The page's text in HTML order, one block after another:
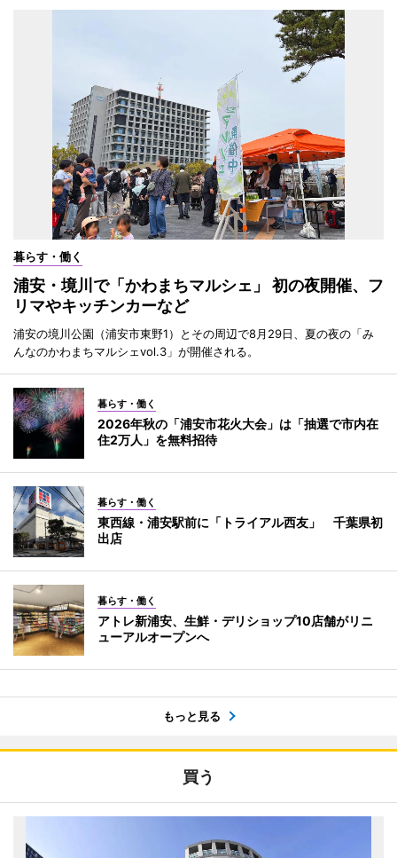
暮らす・働く
浦安・境川で「かわまちマルシェ」 初の夜開催、フ
リマやキッチンカーなど
浦安の境川公園（浦安市東野1）とその周辺で8月29日、夏の夜の「み
んなのかわまちマルシェvol.3」が開催される。
暮らす・働く
2026年秋の「浦安市花火大会」は「抽選で市内在
住2万人」を無料招待
暮らす・働く
東西線・浦安駅前に「トライアル西友」 千葉県初
出店
暮らす・働く
アトレ新浦安、生鮮・デリショップ10店舗がリニ
ューアルオープンへ
もっと見る
買う